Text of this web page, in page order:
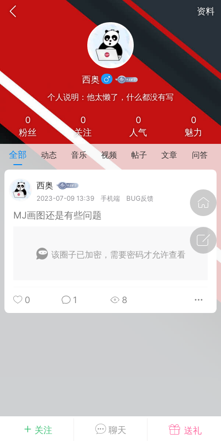
资料
29 10:10 电脑端 智狐AI工作台
中英翻译
事想用上客户端...
聚合API
龙坤智创合作品牌
26 00:53
可选择的最强模型。
注接入效率、调用成本和企业报销流程
关注 聊天 送礼
西奥
个人说明：他太懒了，什么都没有写
0
粉丝
0
关注
0
人气
0
魅力
全部 动态 音乐 视频 帖子 文章 问答
西奥
2023-07-09 13:39 手机端 BUG反馈
MJ画图还是有些问题
该圈子已加密，需要密码才允许查看
0 1 8